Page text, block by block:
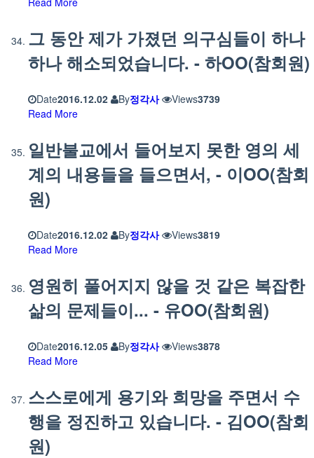
그 동안 제가 가졌던 의구심들이 하나
하나 해소되었습니다. - 하OO(참회원)
Date2016.12.02 By정각사 Views3739
Read More
일반불교에서 들어보지 못한 영의 세
계의 내용들을 들으면서, - 이OO(참회
원)
Date2016.12.02 By정각사 Views3819
Read More
영원히 풀어지지 않을 것 같은 복잡한
삶의 문제들이... - 유OO(참회원)
Date2016.12.05 By정각사 Views3878
Read More
스스로에게 용기와 희망을 주면서 수
행을 정진하고 있습니다. - 김OO(참회
원)